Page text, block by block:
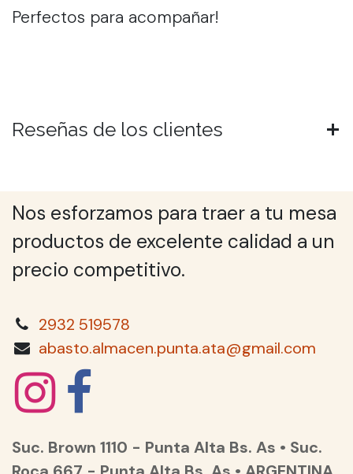
Perfectos para acompañar!
Reseñas de los clientes
Nos esforzamos para traer a tu mesa
productos de excelente calidad a un
precio competitivo.
2932 519578
abasto.almacen.punta.ata@gmail.com
Suc. Brown 1110 - Punta Alta Bs. As • Suc.